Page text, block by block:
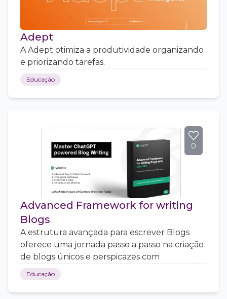
Adept
A Adept otimiza a produtividade organizando
e priorizando tarefas.
Educação
0
Advanced Framework for writing
Blogs
A estrutura avançada para escrever Blogs
oferece uma jornada passo a passo na criação
de blogs únicos e perspicazes com
Educação